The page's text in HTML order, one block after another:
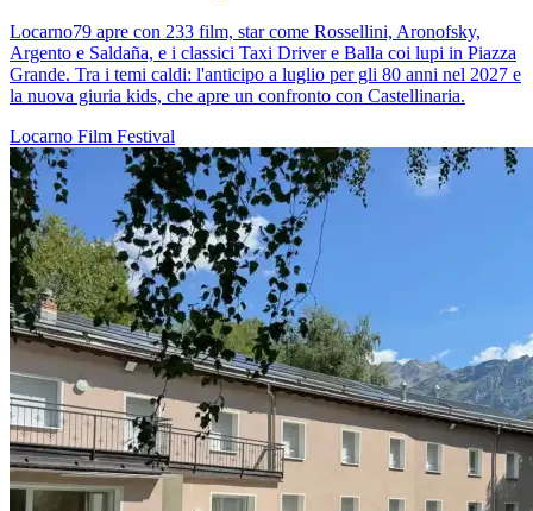
Locarno79 apre con 233 film, star come Rossellini, Aronofsky,
Argento e Saldaña, e i classici Taxi Driver e Balla coi lupi in Piazza
Grande. Tra i temi caldi: l'anticipo a luglio per gli 80 anni nel 2027 e
la nuova giuria kids, che apre un confronto con Castellinaria.
Locarno Film Festival